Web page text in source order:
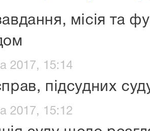
місія та
2017, 15:14
підсудних
2017, 15:12